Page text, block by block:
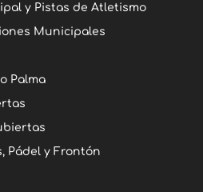
y Pistas de Atletismo
Municipales
Palma
Pádel y Frontón